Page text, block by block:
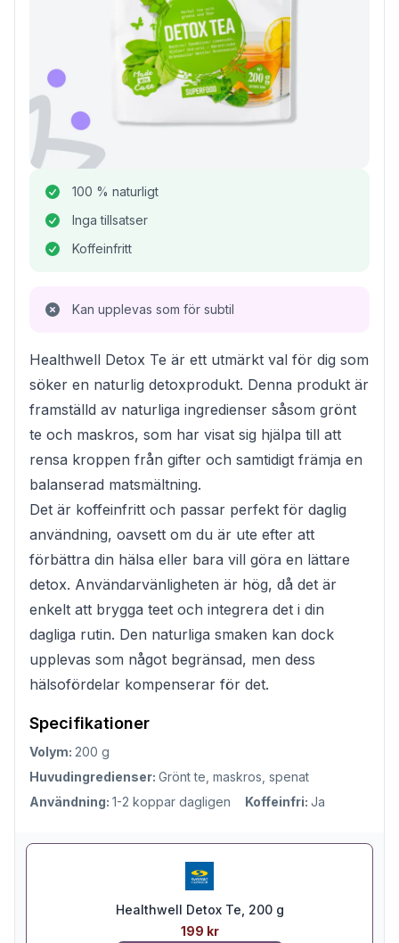
100 % naturligt
Inga tillsatser
Koffeinfritt
Kan upplevas som för subtil
Healthwell Detox Te är ett utmärkt val för dig som
söker en naturlig detoxprodukt. Denna produkt är
framställd av naturliga ingredienser såsom grönt
te och maskros, som har visat sig hjälpa till att
rensa kroppen från gifter och samtidigt främja en
balanserad matsmältning.
Det är koffeinfritt och passar perfekt för daglig
användning, oavsett om du är ute efter att
förbättra din hälsa eller bara vill göra en lättare
detox. Användarvänligheten är hög, då det är
enkelt att brygga teet och integrera det i din
dagliga rutin. Den naturliga smaken kan dock
upplevas som något begränsad, men dess
hälsofördelar kompenserar för det.
Specifikationer
Volym: 200 g
Huvudingredienser: Grönt te, maskros, spenat
Användning: 1-2 koppar dagligen Koffeinfri: Ja
Healthwell Detox Te, 200 g
199 kr